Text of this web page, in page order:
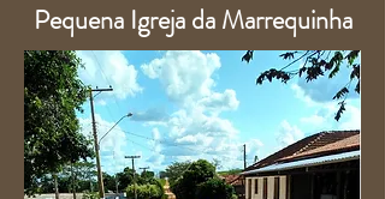
Pequena Igreja da Marrequinha